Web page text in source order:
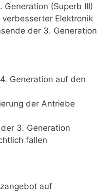
Generation (Superb III)
Elektronik
der 3. Generation
Generation auf den
der Antriebe
3. Generation
fallen
auf